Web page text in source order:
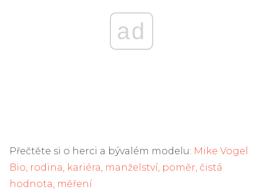
ad
Přečtěte si o herci a bývalém modelu: Mike Vogel
Bio, rodina, kariéra, manželství, poměr, čistá
hodnota, měření